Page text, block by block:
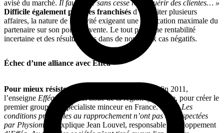
avisé du marché. Il faut donc sans cesse reconquérir des clientes… »
Difficile également pour les franchisés d’exploiter plusieurs
affaires, la nature de l’activité exigeant une implication maximale du
partenaire sur son point de vente. Le tout pour une rentabilité
incertaine et des résultats nets dans de nombreux cas négatifs.
Échec d’une alliance avec Efféa
Pour mieux résister, avait sollicité,fin 2011,
l’enseigne Efféa, elle aussi issue de la région lyonnaise, pour créer le
premier groupe de spécialiste minceur en France. Las.
« Les
conditions préalables au rapprochement n’ont pas été respectées
par Physiomins,
explique Jean Louvel, responsable développement